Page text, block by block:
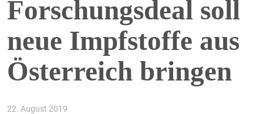
Forschungsdeal soll
neue Impfstoffe aus
Österreich bringen
22. August 2019